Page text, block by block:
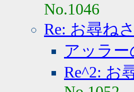
No.1046
Re: お尋ね
アッラー
Re^2: お